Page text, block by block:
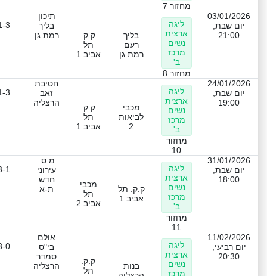
מחזור 7
03/01/2026
יום שבת,
21:00
ליגה
ארצית
נשים
מרכז
ב'
מחזור 8
בליך
רעם
רמת גן
ק.ק.
תל
אביב 1
תיכון
בליך
רמת גן
3
24/01/2026
יום שבת,
19:00
ליגה
ארצית
נשים
מרכז
ב'
מחזור
10
מכבי
לביאות
2
ק.ק.
תל
אביב 1
חטיבת
זאב
הרצליה
3
31/01/2026
יום שבת,
18:00
ליגה
ארצית
נשים
מרכז
ב'
מחזור
11
ק.ק. תל
אביב 1
מכבי
תל
אביב 2
מ.ס.
עירוני
חדש
ת-א
1
11/02/2026
יום רביעי,
20:30
ליגה
ארצית
נשים
מרכז
בנות
ק.ק.
תל
אולם
בי"ס
סמדר
הרצליה
0